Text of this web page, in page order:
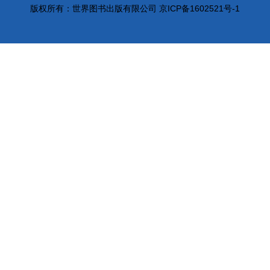
版权所有：世界图书出版有限公司 京ICP备1602521号-1